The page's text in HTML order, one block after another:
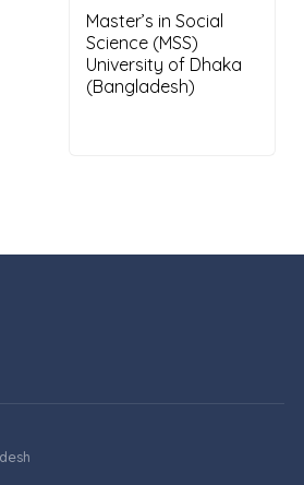
Master’s in Social
Science (MSS)
University of Dhaka
(Bangladesh)